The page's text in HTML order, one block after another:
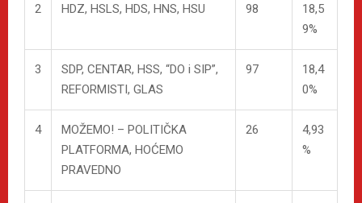
2 HDZ, HSLS, HDS, HNS, HSU 98
18,5
9%
3
SDP, CENTAR, HSS, “DO i SIP”,
REFORMISTI, GLAS
97
18,4
0%
4
MOŽEMO! – POLITIČKA
PLATFORMA, HOĆEMO
PRAVEDNO
26
4,93
%